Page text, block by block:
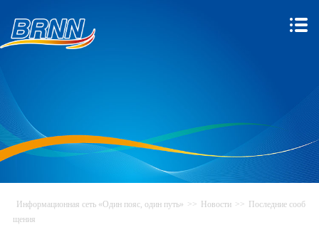
Информационная сеть «Один пояс, один путь» >> Новости >> Последние сооб
щения